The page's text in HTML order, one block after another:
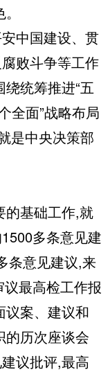
中国建设、贯
败斗争等工作
统筹推进“五
全面”战略布局
是中央决策部
基础工作,就
多条意见建
条意见建议,来
最高检工作报
议案、建议和
的历次座谈会
议批评,最高